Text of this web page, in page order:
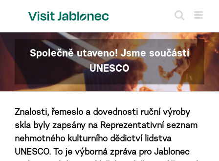
Společně utaveno! Jsme součástí
UNESCO
Znalosti, řemeslo a dovednosti ruční výroby
skla byly zapsány na Reprezentativní seznam
nehmotného kulturního dědictví lidstva
UNESCO. To je výborná zpráva pro Jablonec